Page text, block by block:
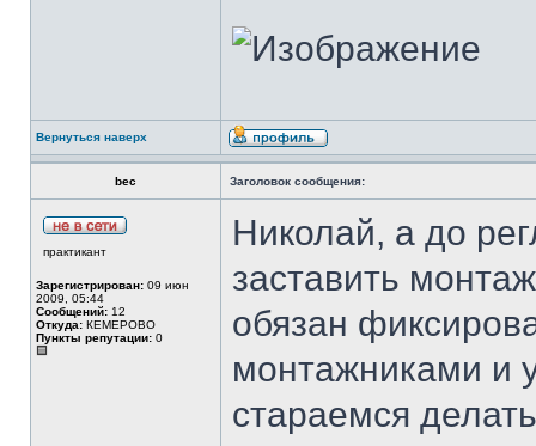
Вернуться наверх
bec Заголовок сообщения:
практикант
Зарегистрирован: 09 июн
2009, 05:44
Сообщений: 12
Откуда: КЕМЕРОВО
Пункты репутации: 0
Николай, а до
заставить
обязан
монтажниками и
стараемся